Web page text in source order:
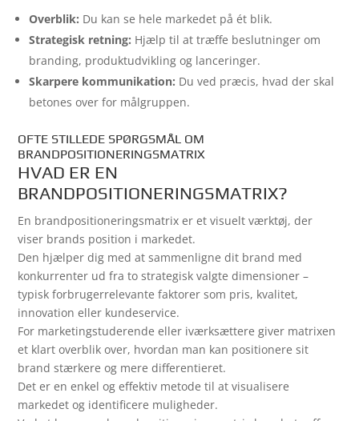
Overblik: Du kan se hele markedet på ét blik.
Strategisk retning: Hjælp til at træffe beslutninger om
branding, produktudvikling og lanceringer.
Skarpere kommunikation: Du ved præcis, hvad der skal
betones over for målgruppen.
OFTE STILLEDE SPØRGSMÅL OM
BRANDPOSITIONERINGSMATRIX
HVAD ER EN
BRANDPOSITIONERINGSMATRIX?
En brandpositioneringsmatrix er et visuelt værktøj, der
viser brands position i markedet.
Den hjælper dig med at sammenligne dit brand med
konkurrenter ud fra to strategisk valgte dimensioner –
typisk forbrugerrelevante faktorer som pris, kvalitet,
innovation eller kundeservice.
For marketingstuderende eller iværksættere giver matrixen
et klart overblik over, hvordan man kan positionere sit
brand stærkere og mere differentieret.
Det er en enkel og effektiv metode til at visualisere
markedet og identificere muligheder.